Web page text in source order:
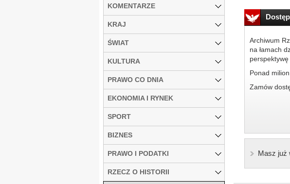
Archiwum
na łamach
Ponad
Zamów
Masz już
KOMENTARZE
KRAJ
ŚWIAT
KULTURA
PRAWO CO DNIA
EKONOMIA I RYNEK
SPORT
BIZNES
PRAWO I PODATKI
RZECZ O HISTORII